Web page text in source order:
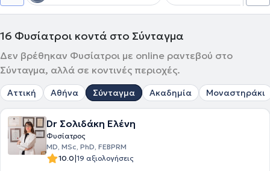
16 Φυσίατροι κοντά στο Σύνταγμα
Δεν βρέθηκαν Φυσίατροι με online ραντεβού στο
Σύνταγμα, αλλά σε κοντινές περιοχές.
Αττική Αθήνα Σύνταγμα Ακαδημία Μοναστηράκι
Dr Σολιδάκη Eλένη
Φυσίατρος
MD, MSc, PhD, FEBPRM
10.0|19 αξιολογήσεις